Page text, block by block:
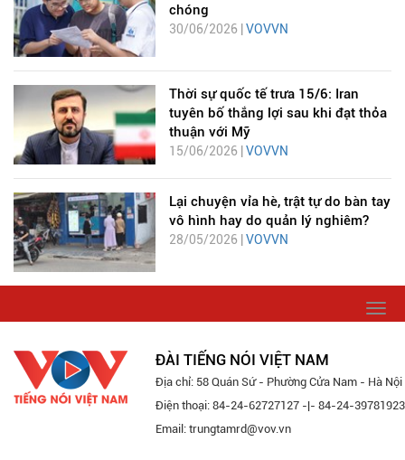
chóng
30/06/2026 | VOVVN
Thời sự quốc tế trưa 15/6: Iran
tuyên bố thắng lợi sau khi đạt thỏa
thuận với Mỹ
15/06/2026 | VOVVN
Lại chuyện vỉa hè, trật tự do bàn tay
vô hình hay do quản lý nghiêm?
28/05/2026 | VOVVN
ĐÀI TIẾNG NÓI VIỆT NAM
Địa chỉ: 58 Quán Sứ - Phường Cửa Nam - Hà Nội
Điện thoại: 84-24-62727127 -|- 84-24-39781923
Email: trungtamrd@vov.vn